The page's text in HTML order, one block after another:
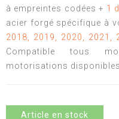
à empreintes codées + 1
acier forgé spécifique à
2018, 2019, 2020, 2021,
Compatible tous
motorisations disponibles.
Article en stock